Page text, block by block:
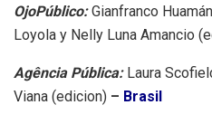
OjoPúblico:Gianfranco
Loyola y Nelly Luna Amancio
Agência Pública:Laura
Viana (edicion) – Brasil